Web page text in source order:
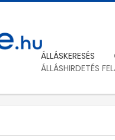
ÁLLÁSKERESÉS
ÁLLÁSHIRDETÉS